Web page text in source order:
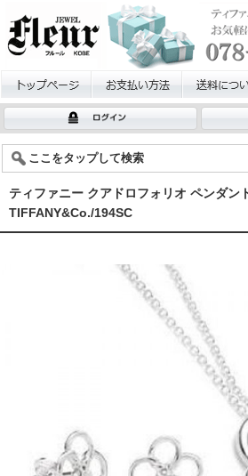
ここをタップして検索
ティファニー クアドロフォリオ ペンダン
TIFFANY&Co./194SC